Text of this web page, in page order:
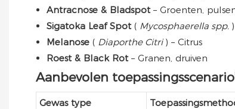
Antracnose & Bladspot – Groenten,
Sigatoka Leaf Spot ( Mycosphaerella spp.
Melanose ( Diaporthe Citri) – Citrus
Roest & Black Rot – Granen, druiven
Aanbevolen
Gewas type